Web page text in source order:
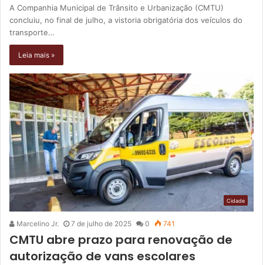
A Companhia Municipal de Trânsito e Urbanização (CMTU)
concluiu, no final de julho, a vistoria obrigatória dos veículos do
transporte…
Leia mais »
Cidade
Marcelino Jr. 7 de julho de 2025 0 741
CMTU abre prazo para renovação de
autorização de vans escolares